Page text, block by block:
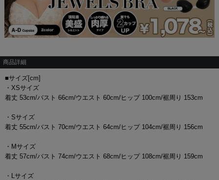
商品詳細
■サイズ[cm]
・XSサイズ
着丈 53cm/バスト 66cm/ウエスト 60cm/ヒップ 100cm/裾周り 153cm
・Sサイズ
着丈 55cm/バスト 70cm/ウエスト 64cm/ヒップ 104cm/裾周り 156cm
・Mサイズ
着丈 57cm/バスト 74cm/ウエスト 68cm/ヒップ 108cm/裾周り 159cm
・Lサイズ